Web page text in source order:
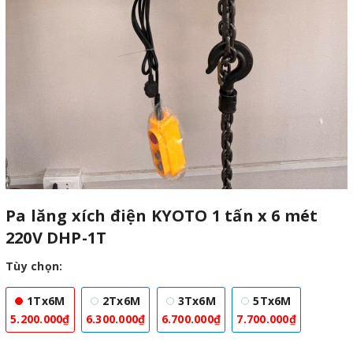
Pa lăng xích điện KYOTO 1 tấn x 6 mét
220V DHP-1T
Tùy chọn:
1Tx6M
5.200.000₫
2Tx6M
6.300.000₫
3Tx6M
6.700.000₫
5Tx6M
7.700.000₫